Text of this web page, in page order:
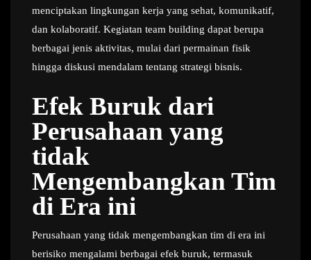
menciptakan lingkungan kerja yang sehat, komunikatif,
dan kolaboratif. Kegiatan team building dapat berupa
berbagai jenis aktivitas, mulai dari permainan fisik
hingga diskusi mendalam tentang strategi bisnis.
Efek Buruk dari
Perusahaan yang
tidak
Mengembangkan Tim
di Era ini
Perusahaan yang tidak mengembangkan tim di era ini
berisiko mengalami berbagai efek buruk, termasuk